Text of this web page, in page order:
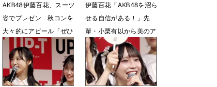
AKB48伊藤百花、スーツ
姿でプレゼン 秋コンを
大々的にアピール「ぜひ
注目して頂けたら！」
6月6日 08時10分
伊藤百花「AKB48を沼ら
せる自信がある！」先
輩・小栗有以から美のア
ドバイスも
5月6日 05時52分